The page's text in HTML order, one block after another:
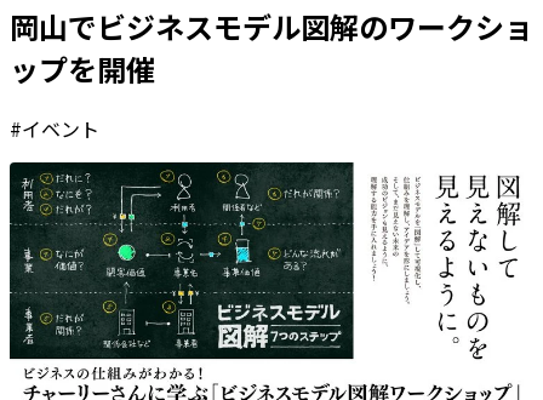
岡山でビジネスモデル図解のワークショ
ップを開催
#イベント